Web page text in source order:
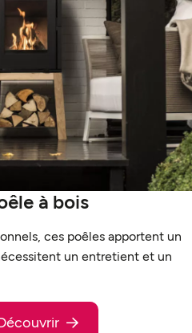
à bois
ces poêles apportent un
un entretient et un